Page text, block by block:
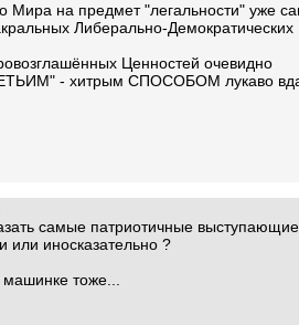
Мира на предмет "легальности" уже
Либерально-Демократических
Ценностей очевидно
- хитрым СПОСОБОМ лукаво
самые патриотичные выступающие
или иносказательно ?
тоже...